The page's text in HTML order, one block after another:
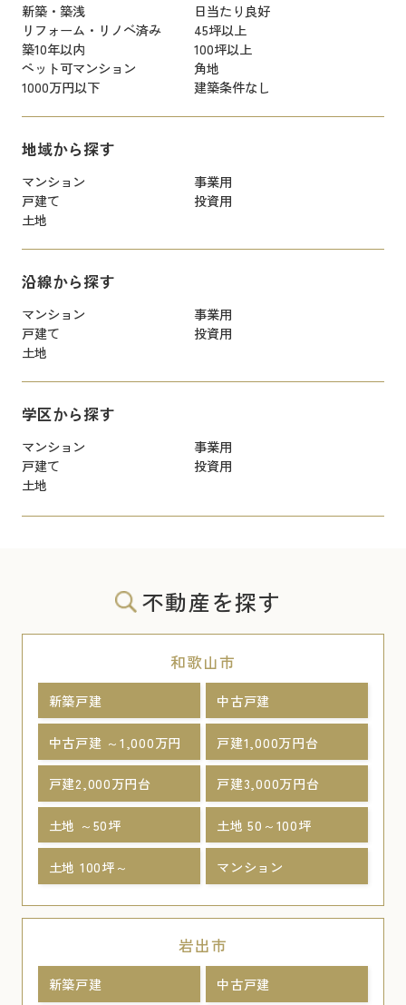
新築・築浅
日当たり良好
リフォーム・リノベ済み
45坪以上
築10年以内
100坪以上
ペット可マンション
角地
1000万円以下
建築条件なし
地域から探す
マンション
事業用
戸建て
投資用
土地
沿線から探す
マンション
事業用
戸建て
投資用
土地
学区から探す
マンション
事業用
戸建て
投資用
土地
不動産を探す
和歌山市
新築戸建 中古戸建
中古戸建 ～1,000万円 戸建1,000万円台
戸建2,000万円台 戸建3,000万円台
土地 ～50坪 土地 50～100坪
土地 100坪～ マンション
岩出市
新築戸建 中古戸建